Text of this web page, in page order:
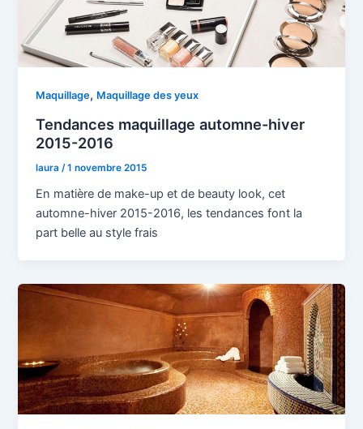
Maquillage, Maquillage des yeux
Tendances maquillage automne-hiver
2015-2016
laura /1 novembre 2015
En matière de make-up et de beauty look, cet
automne-hiver 2015-2016, les tendances font la
part belle au style frais